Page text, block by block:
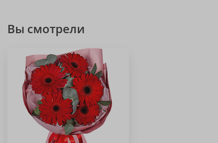
Вы смотрели